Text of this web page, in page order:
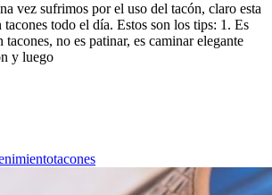
vez sufrimos por el uso del tacón, claro esta
todo el día. Estos son los tips: 1. Es
no es patinar, es caminar elegante
y luego
tacones